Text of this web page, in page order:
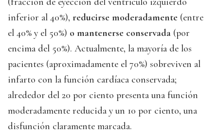
inferior al 40%), reducirse moderadamente (entre
el 40% y el 50%) o mantenerse conservada (por
encima del 50%). Actualmente, la mayoría de los
pacientes (aproximadamente el 70%) sobreviven al
infarto con la función cardíaca conservada;
alrededor del 20 por ciento presenta una función
moderadamente reducida y un 10 por ciento, una
disfunción claramente marcada.